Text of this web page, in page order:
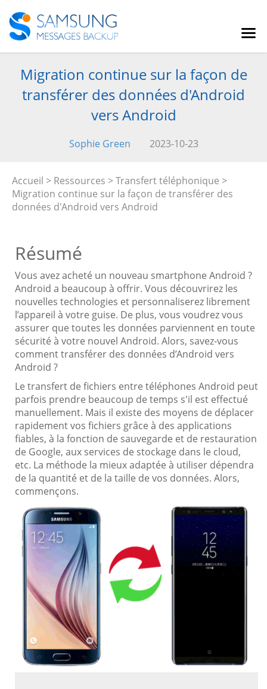
Migration continue sur la façon de
transférer des données d'Android
vers Android
Sophie Green 2023-10-23
Accueil > Ressources >Transfert téléphonique >
Migration continue sur la façon de transférer des
données d'Android vers Android
Résumé
Vous avez acheté un nouveau smartphone Android ?
Android a beaucoup à offrir. Vous découvrirez les
nouvelles technologies et personnaliserez librement
l’appareil à votre guise. De plus, vous voudrez vous
assurer que toutes les données parviennent en toute
sécurité à votre nouvel Android. Alors, savez-vous
comment transférer des données d’Android vers
Android ?
Le transfert de fichiers entre téléphones Android peut
parfois prendre beaucoup de temps s'il est effectué
manuellement. Mais il existe des moyens de déplacer
rapidement vos fichiers grâce à des applications
fiables, à la fonction de sauvegarde et de restauration
de Google, aux services de stockage dans le cloud,
etc. La méthode la mieux adaptée à utiliser dépendra
de la quantité et de la taille de vos données. Alors,
commençons.